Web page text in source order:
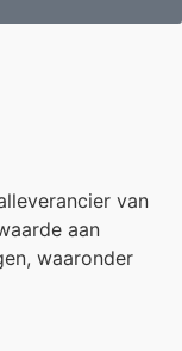
van
aan
waaronder